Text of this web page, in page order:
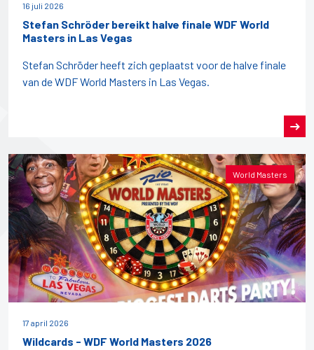
16 juli 2026
Stefan Schröder bereikt halve finale WDF World
Masters in Las Vegas
Stefan Schröder heeft zich geplaatst voor de halve finale
van de WDF World Masters in Las Vegas.
World Masters
17 april 2026
Wildcards - WDF World Masters 2026